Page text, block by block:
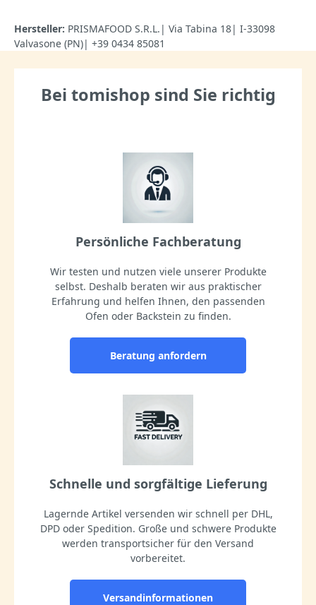
Hersteller: PRISMAFOOD S.R.L.| Via Tabina 18| I-33098
Valvasone (PN)| +39 0434 85081
Bei tomishop sind Sie richtig
Persönliche Fachberatung
Wir testen und nutzen viele unserer Produkte
selbst. Deshalb beraten wir aus praktischer
Erfahrung und helfen Ihnen, den passenden
Ofen oder Backstein zu finden.
Beratung anfordern
Schnelle und sorgfältige Lieferung
Lagernde Artikel versenden wir schnell per DHL,
DPD oder Spedition. Große und schwere Produkte
werden transportsicher für den Versand
vorbereitet.
Versandinformationen